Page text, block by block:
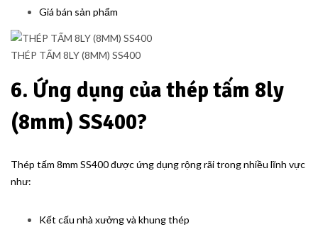
Giá bán sản phẩm
THÉP TẤM 8LY (8MM) SS400
6. Ứng dụng của thép tấm 8ly
(8mm) SS400?
Thép tấm 8mm SS400 được ứng dụng rộng rãi trong nhiều lĩnh vực
như:
Kết cấu nhà xưởng và khung thép